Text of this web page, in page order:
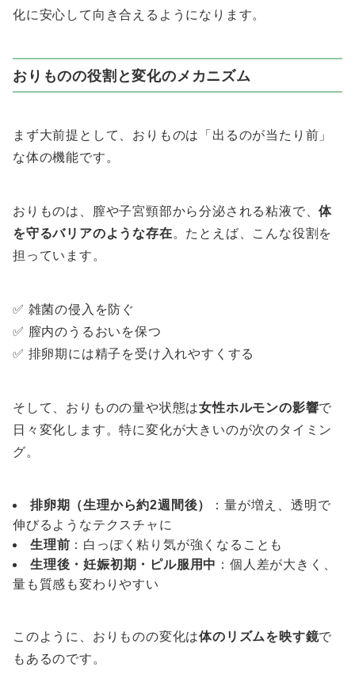
化に安心して向き合えるようになります。
おりものの役割と変化のメカニズム
まず大前提として、おりものは「出るのが当たり前」
な体の機能です。
おりものは、膣や子宮頸部から分泌される粘液で、体
を守るバリアのような存在。たとえば、こんな役割を
担っています。
✅ 雑菌の侵入を防ぐ
✅ 膣内のうるおいを保つ
✅ 排卵期には精子を受け入れやすくする
そして、おりものの量や状態は女性ホルモンの影響で
日々変化します。特に変化が大きいのが次のタイミン
グ。
排卵期（生理から約2週間後）
：量が増え、透明で
伸びるようなテクスチャに
生理前 ：白っぽく粘り気が強くなることも
生理後・妊娠初期・ピル服用中 ：個人差が大きく、
量も質感も変わりやすい
このように、おりものの変化は体のリズムを映す鏡で
もあるのです。